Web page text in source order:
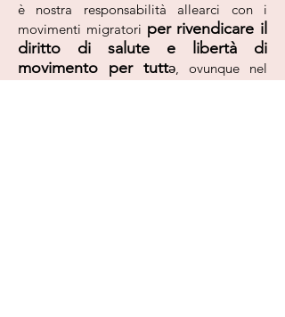
è nostra responsabilità allearci con i
movimenti migratori per rivendicare il
diritto di salute e libertà di
movimento per tuttə, ovunque nel